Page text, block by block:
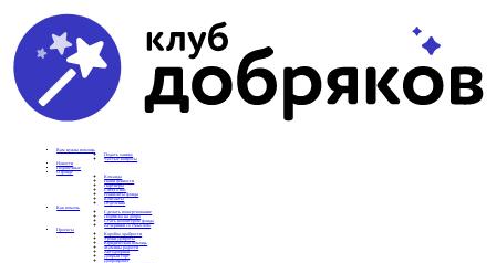
Вам нужна помощь
Подать заявку
Частые вопросы
Новости
Подопечные
О фонде
Команда
Наши ценности
Партнеры
СМИ о нас
Реквизиты фонда
Контакты
Отделения
Как помочь
Сделать пожертвование
Подписка на добро
Стать волонтером фонда
Вечеринки со смыслом
Проекты
Коробка храбрости
Уроки Доброты
Юридическая помощь
Мамины радости
Автодобряки
Добрый торт
Добропробег